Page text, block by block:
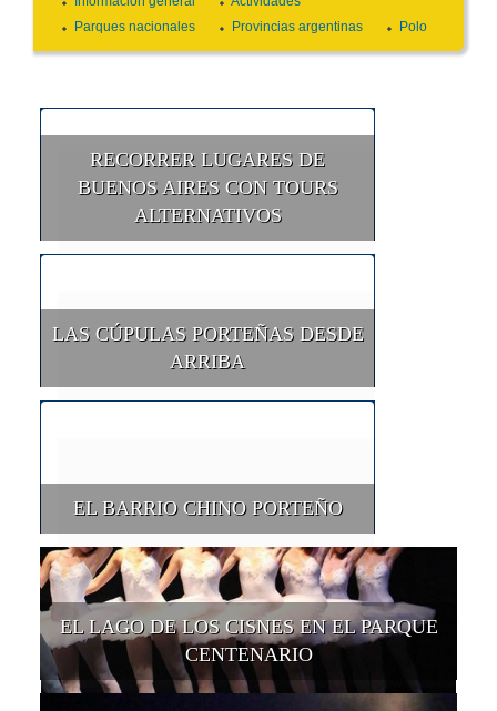
Parques nacionales
Provincias argentinas Polo
RECORRER LUGARES DE
BUENOS AIRES CON TOURS
ALTERNATIVOS
LAS CÚPULAS PORTEÑAS DESDE
ARRIBA
EL BARRIO CHINO PORTEÑO
EL LAGO DE LOS CISNES EN EL PARQUE
CENTENARIO